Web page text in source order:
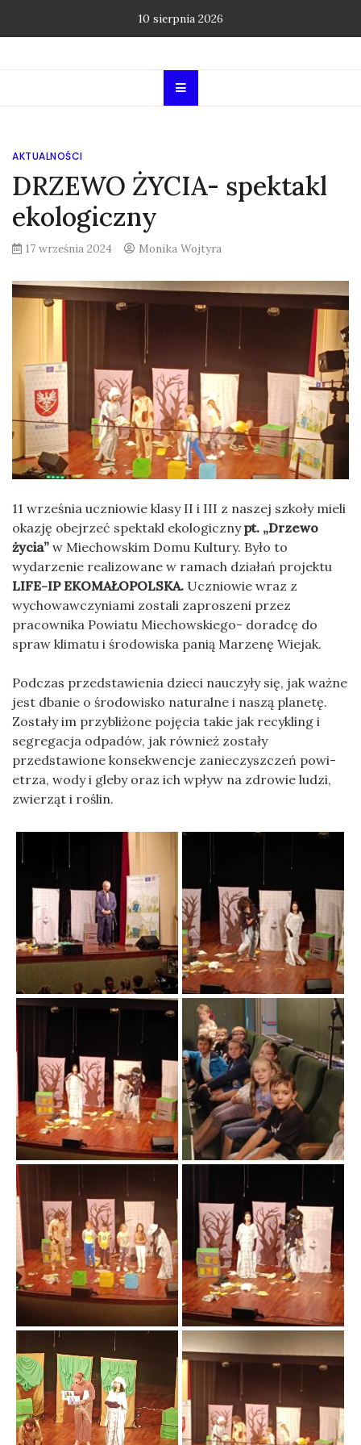
10 sierpnia 2026
AKTUALNOŚCI
DRZEWO ŻYCIA- spektakl
ekologiczny
17 września 2024 Monika Wojtyra
11 września uczniowie klasy II i III z naszej szkoły mieli
okazję obejrzeć spektakl ekologicznypt. „Drzewo
życia” w Miechowskim Domu Kultury. Było to
wydarzenie realizowane w ramach działań projektu
LIFE-IP EKOMAŁOPOLSKA. Uczniowie wraz z
wychowawczyniami zostali zaproszeni przez
pracownika Powiatu Miechowskiego- doradcę do
spraw klimatu i środowiska panią Marzenę Wiejak.
Podczas przedstawienia dzieci nauczyły się, jak ważne
jest dbanie o środowisko nat­u­ralne i naszą plan­etę.
Zostały im przybliżone poję­cia takie jak recyk­ling i
seg­re­gacja odpadów, jak również zostały
przed­staw­ione kon­sek­wencje zanieczyszczeń powi­
etrza, wody i gleby oraz ich wpływ na zdrowie ludzi,
zwierząt i roślin.